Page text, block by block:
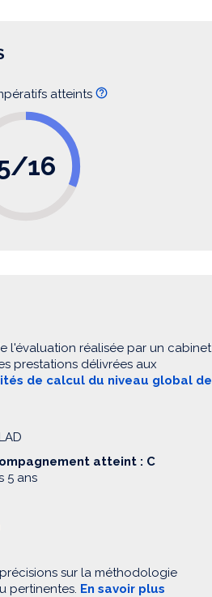
atteints
16
l'évaluation réalisée par un cabinet
prestations délivrées aux
de calcul du niveau global de
atteint : C
5 ans
sur la méthodologie
pertinentes. En savoir plus